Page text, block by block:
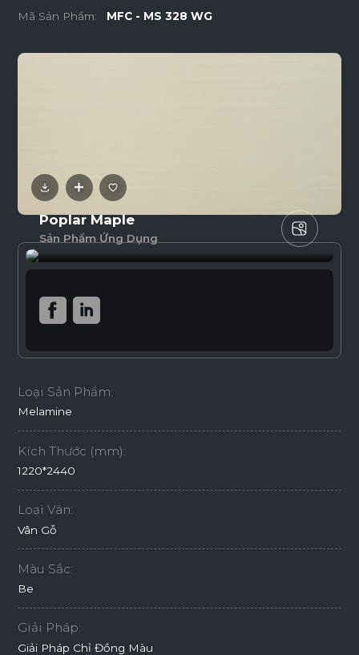
Mã Sản Phẩm: MFC - MS 328 WG
Poplar Maple
Sản Phẩm Ứng Dụng
Loại Sản Phẩm:
Melamine
Kích Thước (mm):
1220*2440
Loại Vân:
Vân Gỗ
Màu Sắc:
Be
Giải Pháp:
Giải Pháp Chỉ Đồng Màu